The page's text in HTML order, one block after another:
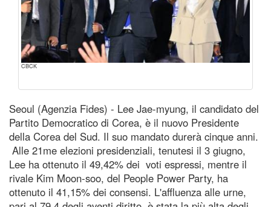
CBCK
Seoul (Agenzia Fides) - Lee Jae-myung, il candidato del
Partito Democratico di Corea, è il nuovo Presidente
della Corea del Sud. Il suo mandato durerà cinque anni.
Alle 21me elezioni presidenziali, tenutesi il 3 giugno,
Lee ha ottenuto il 49,42% dei voti espressi, mentre il
rivale Kim Moon-soo, del People Power Party, ha
ottenuto il 41,15% dei consensi. L'affluenza alle urne,